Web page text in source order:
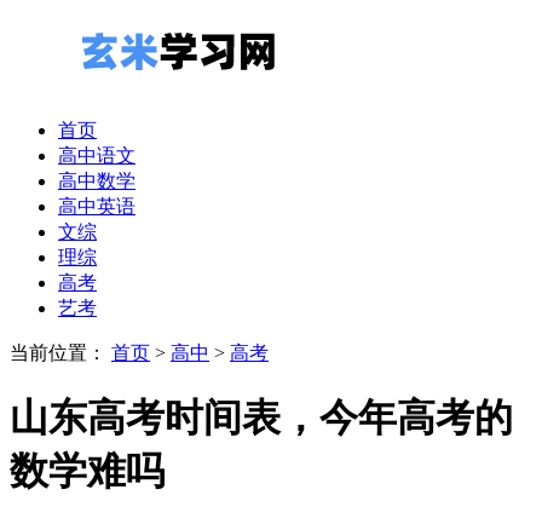
首页
高中语文
高中数学
高中英语
文综
理综
高考
艺考
当前位置： 首页 > 高中 > 高考
山东高考时间表，今年高考的
数学难吗